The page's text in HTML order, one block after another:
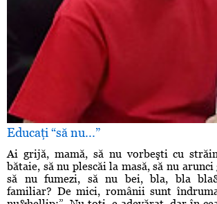
Educaţi “să nu...”
Ai grijă, mamă, să nu vorbeşti cu
bătaie, să nu plescăi la masă, să nu
să nu fumezi, să nu bei, bla, bla
familiar? De mici, românii sunt